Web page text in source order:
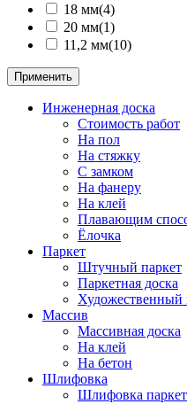
18 мм(4)
20 мм(1)
11,2 мм(10)
Применить
Инженерная доска
Стоимость работ
На пол
На стяжку
С замком
На фанеру
Hа клей
Плавающим
Ёлочка
Паркет
Штучный паркет
Паркетная доска
Художественный
Массив
Массивная доска
На клей
На бетон
Шлифовка
Шлифовка